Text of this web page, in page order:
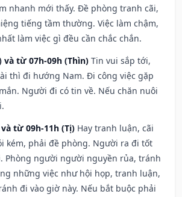
nhanh mới thấy. Đề phòng tranh cãi,
tiếng tầm thường. Việc làm chậm,
làm việc gì đều cần chắc chắn.
và từ 07h-09h (Thìn) Tin vui sắp tới,
thì đi hướng Nam. Đi công việc gặp
Người đi có tin về. Nếu chăn nuôi
từ 09h-11h (Tị) Hay tranh luận, cãi
kém, phải đề phòng. Người ra đi tốt
Phòng người người nguyền rủa, tránh
những việc như hội họp, tranh luận,
đi vào giờ này. Nếu bắt buộc phải